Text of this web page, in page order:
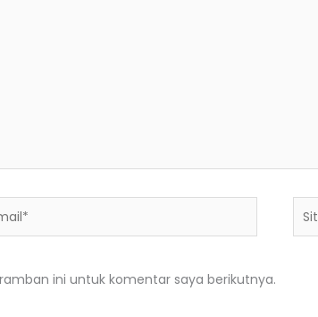
ini untuk komentar saya berikutnya.